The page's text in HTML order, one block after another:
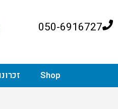
050-6916727
Shop